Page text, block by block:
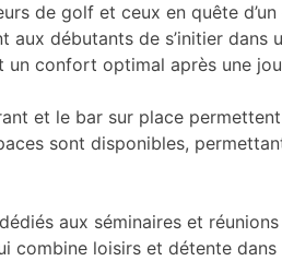
de golf et ceux en quête d’un
débutants de s’initier dans
confort optimal après une
et le bar sur place
sont disponibles,
aux séminaires et réunions
combine loisirs et détente